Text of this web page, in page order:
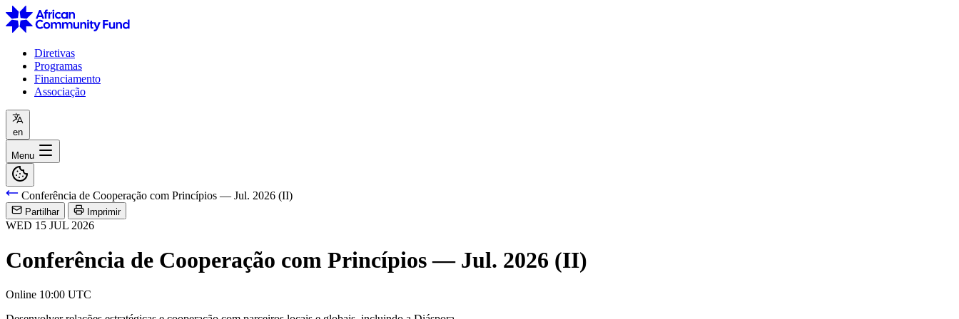
Diretivas
Programas
Financiamento
Associação
en
Menu
Conferência de Cooperação com Princípios — Jul. 2026 (II)
Partilhar Imprimir
WED 15 JUL 2026
Conferência de Cooperação com Princípios — Jul. 2026 (II)
Online 10:00 UTC